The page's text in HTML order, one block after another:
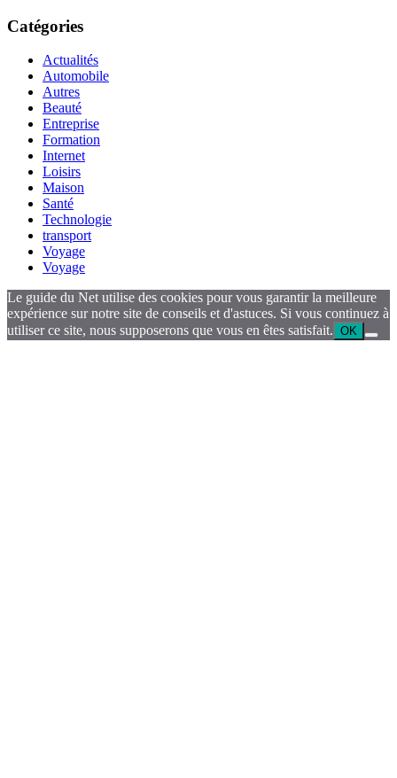
Catégories
Actualités
Automobile
Autres
Beauté
Entreprise
Formation
Internet
Loisirs
Maison
Santé
Technologie
transport
Voyage
Voyage
Le guide du Net utilise des cookies pour vous garantir la meilleure
expérience sur notre site de conseils et d'astuces. Si vous continuez à
utiliser ce site, nous supposerons que vous en êtes satisfait. OK